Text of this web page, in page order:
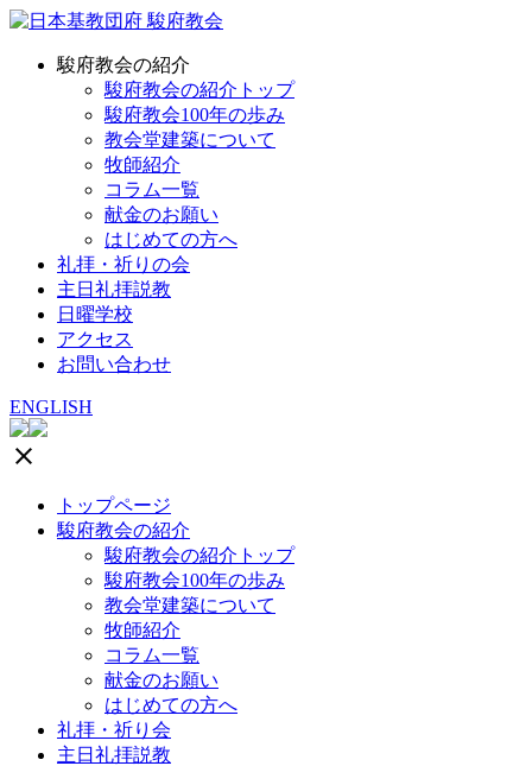
駿府教会の紹介
駿府教会の紹介トップ
駿府教会100年の歩み
教会堂建築について
牧師紹介
コラム一覧
献金のお願い
はじめての方へ
礼拝・祈りの会
主日礼拝説教
日曜学校
アクセス
お問い合わせ
ENGLISH
clear
トップページ
駿府教会の紹介
駿府教会の紹介トップ
駿府教会100年の歩み
教会堂建築について
牧師紹介
コラム一覧
献金のお願い
はじめての方へ
礼拝・祈り会
主日礼拝説教